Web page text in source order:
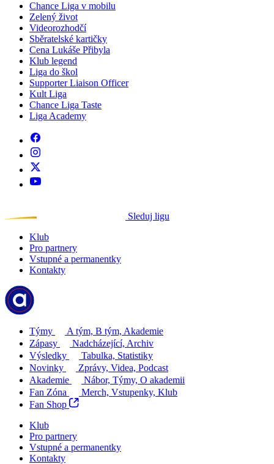
Chance Liga v mobilu
Zelený život
Videorozhodčí
Sběratelské kartičky
Cena Lukáše Přibyla
Klub legend
Liga do škol
Supporter Liaison Officer
Kult Liga
Chance Liga Taste
Liga Academy
Sleduj ligu
Klub
Pro partnery
Vstupné a permanentky
Kontakty
Týmy
A tým, B tým, Akademie
Zápasy
Nadcházející, Archiv
Výsledky
Tabulka, Statistiky
Novinky
Zprávy, Videa, Podcast
Akademie
Nábor, Týmy, O akademii
Fan Zóna
Merch, Vstupenky, Klub
Fan Shop
Klub
Pro partnery
Vstupné a permanentky
Kontakty